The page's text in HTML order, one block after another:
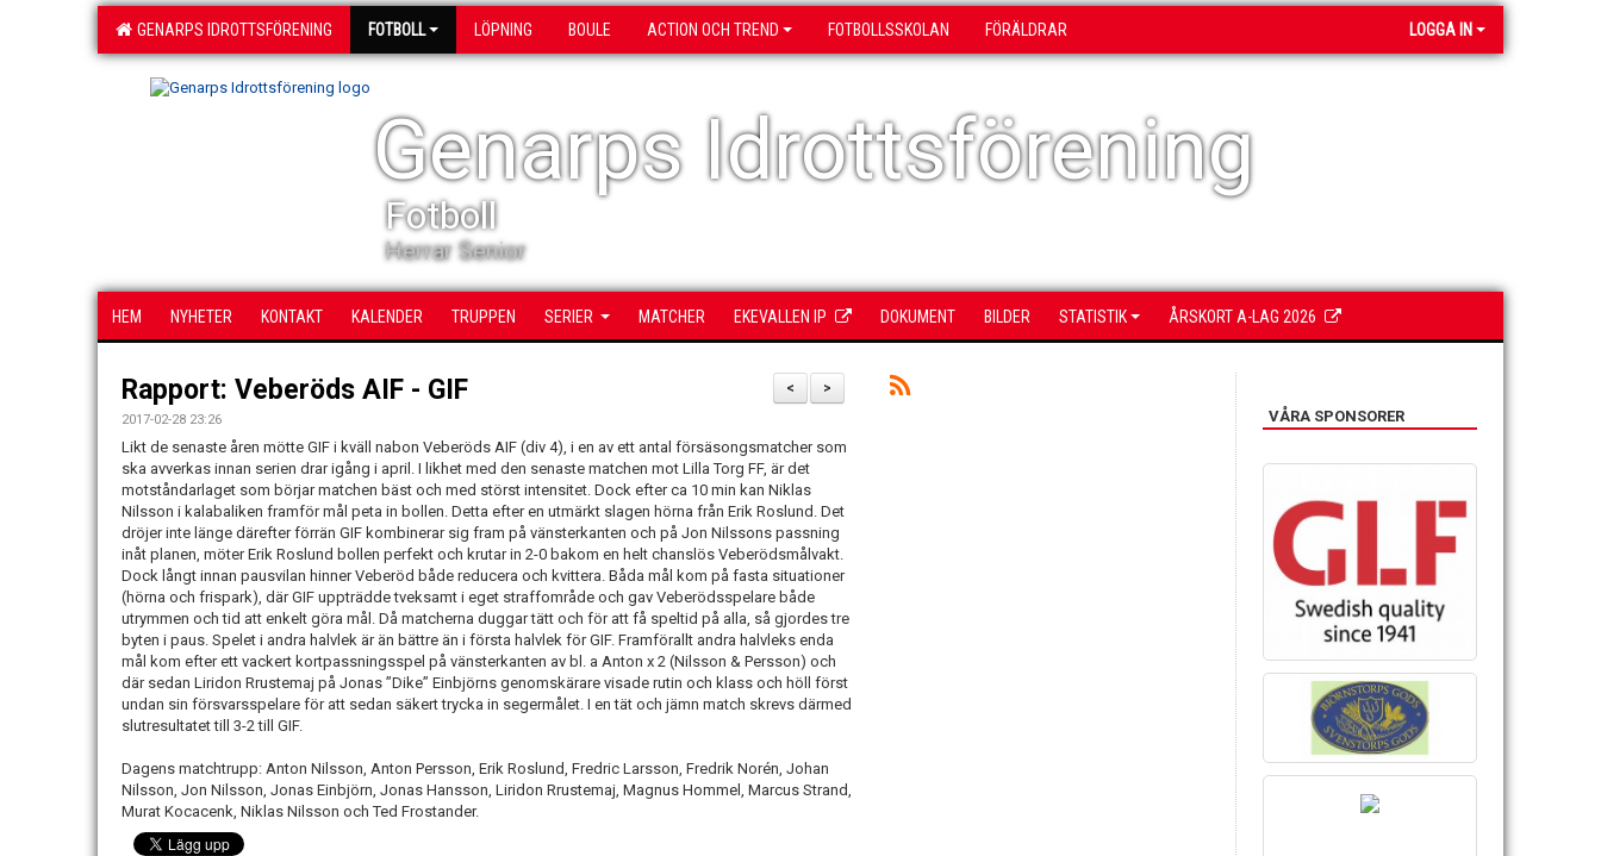
GENARPS IDROTTSFÖRENING FOTBOLL LÖPNING BOULE ACTION OCH TREND FOTBOLLSSKOLAN FÖRÄLDRAR LOGGA IN
Genarps Idrottsförening
Fotboll
Herrar Senior
HEM NYHETER KONTAKT KALENDER TRUPPEN SERIER MATCHER EKEVALLEN IP DOKUMENT BILDER STATISTIK ÅRSKORT A-LAG 2026
>
<
Rapport: Veberöds AIF - GIF
2017-02-28 23:26
Likt de senaste åren mötte GIF i kväll nabon Veberöds AIF (div 4), i en av ett antal försäsongsmatcher som
ska avverkas innan serien drar igång i april. I likhet med den senaste matchen mot Lilla Torg FF, är det
motståndarlaget som börjar matchen bäst och med störst intensitet. Dock efter ca 10 min kan Niklas
Nilsson i kalabaliken framför mål peta in bollen. Detta efter en utmärkt slagen hörna från Erik Roslund. Det
dröjer inte länge därefter förrän GIF kombinerar sig fram på vänsterkanten och på Jon Nilssons passning
inåt planen, möter Erik Roslund bollen perfekt och krutar in 2-0 bakom en helt chanslös Veberödsmålvakt.
Dock långt innan pausvilan hinner Veberöd både reducera och kvittera. Båda mål kom på fasta situationer
(hörna och frispark), där GIF uppträdde tveksamt i eget straffområde och gav Veberödsspelare både
utrymmen och tid att enkelt göra mål. Då matcherna duggar tätt och för att få speltid på alla, så gjordes tre
byten i paus. Spelet i andra halvlek är än bättre än i första halvlek för GIF. Framförallt andra halvleks enda
mål kom efter ett vackert kortpassningsspel på vänsterkanten av bl. a Anton x 2 (Nilsson & Persson) och
där sedan Liridon Rrustemaj på Jonas ”Dike” Einbjörns genomskärare visade rutin och klass och höll först
undan sin försvarsspelare för att sedan säkert trycka in segermålet. I en tät och jämn match skrevs därmed
slutresultatet till 3-2 till GIF.
Dagens matchtrupp: Anton Nilsson, Anton Persson, Erik Roslund, Fredric Larsson, Fredrik Norén, Johan
Nilsson, Jon Nilsson, Jonas Einbjörn, Jonas Hansson, Liridon Rrustemaj, Magnus Hommel, Marcus Strand,
Murat Kocacenk, Niklas Nilsson och Ted Frostander.
VÅRA SPONSORER